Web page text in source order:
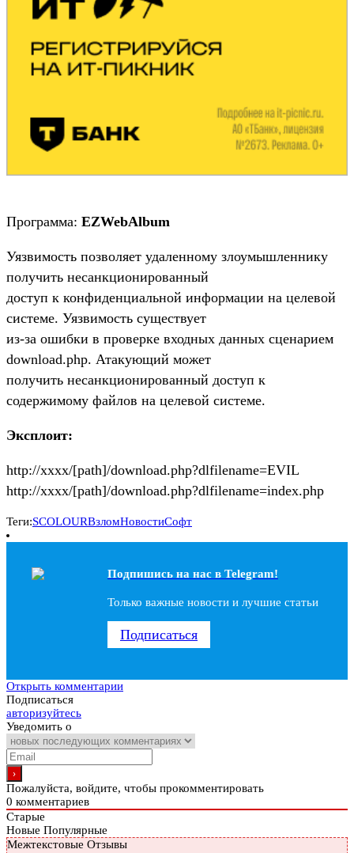
Программа: EZWebAlbum
Уязвимость позволяет удаленному злоумышленнику
получить несанкционированный
доступ к конфиденциальной информации на целевой
системе. Уязвимость существует
из-за ошибки в проверке входных данных сценарием
download.php. Атакующий может
получить несанкционированный доступ к
содержимому файлов на целевой системе.
Эксплоит:
http://xxxx/[path]/download.php?dlfilename=EVIL
http://xxxx/[path]/download.php?dlfilename=index.php
Теги:SCOLOURВзломНовостиСофт
Подпишись на наc в Telegram!
Только важные новости и лучшие статьи
Подписаться
Открыть комментарии
Подписаться
авторизуйтесь
Уведомить о
Пожалуйста, войдите, чтобы прокомментировать
0 комментариев
Старые
Новые Популярные
Межтекстовые Отзывы